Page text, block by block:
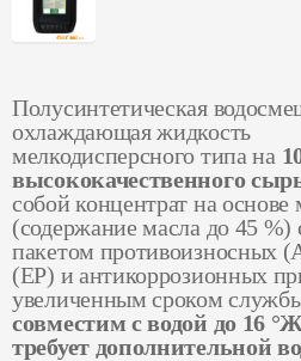
Полусинтетическая
охлаждающая жидкость
мелкодисперсного типа на
высококачественного
собой концентрат на
(содержание масла до 45
пакетом противоизносных
(EP) и антикоррозионных
увеличенным сроком
совместим с водой до 16
требует дополнительной